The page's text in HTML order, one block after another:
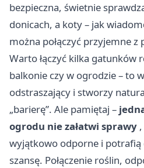
bezpieczna, świetnie
donicach, a koty – jak
można połączyć przyjemne z
Warto łączyć kilka gatunków
balkonie czy w ogrodzie – to
odstraszający i stworzy
„barierę”. Ale pamiętaj –
ogrodu nie załatwi sprawy
wyjątkowo odporne i potrafią
szansę. Połączenie roślin,